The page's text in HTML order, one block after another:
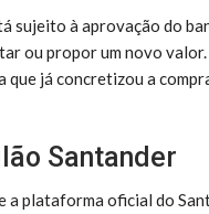
sujeito à aprovação do
ou propor um novo
já concretizou a
Santander
a plataforma oficial do